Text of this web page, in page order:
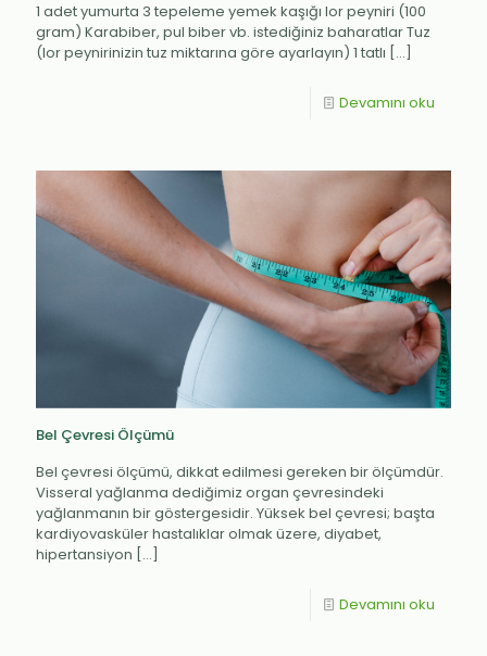
1 adet yumurta 3 tepeleme yemek kaşığı lor peyniri (100
gram) Karabiber, pul biber vb. istediğiniz baharatlar Tuz
(lor peynirinizin tuz miktarına göre ayarlayın) 1 tatlı […]
Devamını oku
Bel Çevresi Ölçümü
Bel çevresi ölçümü, dikkat edilmesi gereken bir ölçümdür.
Visseral yağlanma dediğimiz organ çevresindeki
yağlanmanın bir göstergesidir. Yüksek bel çevresi; başta
kardiyovasküler hastalıklar olmak üzere, diyabet,
hipertansiyon […]
Devamını oku